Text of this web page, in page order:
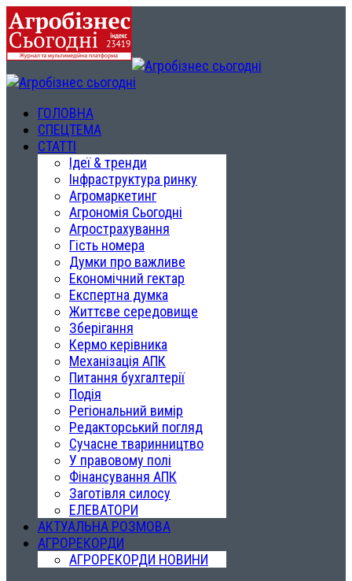
ГОЛОВНА
СПЕЦТЕМА
СТАТТІ
Ідеї & тренди
Інфраструктура ринку
Агромаркетинг
Агрономія Сьогодні
Агрострахування
Гість номера
Думки про важливе
Економічний гектар
Експертна думка
Життєве середовище
Зберігання
Кермо керівника
Механізація АПК
Питання бухгалтерії
Подія
Регіональний вимір
Редакторський погляд
Сучасне тваринництво
У правовому полі
Фінансування АПК
Заготівля силосу
ЕЛЕВАТОРИ
АКТУАЛЬНА РОЗМОВА
АГРОРЕКОРДИ
АГРОРЕКОРДИ НОВИНИ